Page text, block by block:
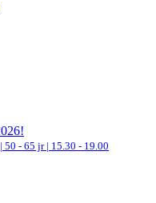
50 - 65 jr | 15.30 - 19.00